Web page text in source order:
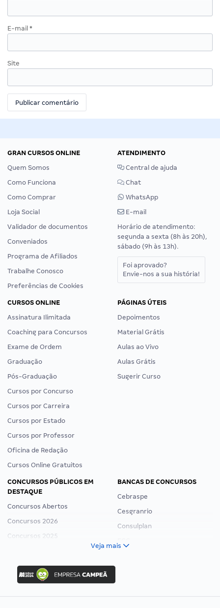
E-mail *
Site
GRAN CURSOS ONLINE
Quem Somos
Como Funciona
Como Comprar
Loja Social
Validador de documentos
Conveniados
Programa de Afiliados
Trabalhe Conosco
Preferências de Cookies
ATENDIMENTO
Central de ajuda
Chat
WhatsApp
E-mail
Horário de atendimento:
segunda a sexta (8h às 20h),
sábado (9h às 13h).
Foi aprovado?
Envie-nos a sua história!
CURSOS ONLINE
Assinatura Ilimitada
Coaching para Concursos
Exame de Ordem
Graduação
Pós-Graduação
Cursos por Concurso
Cursos por Carreira
Cursos por Estado
Cursos por Professor
Oficina de Redação
Cursos Online Gratuitos
PÁGINAS ÚTEIS
Depoimentos
Material Grátis
Aulas ao Vivo
Aulas Grátis
Sugerir Curso
CONCURSOS PÚBLICOS EM
DESTAQUE
Concursos Abertos
Concursos 2026
Concursos 2025
Concurso Ibama
Concurso MPU
Editais publicados
BANCAS DE CONCURSOS
Cebraspe
Cesgranrio
Consulplan
Veja mais